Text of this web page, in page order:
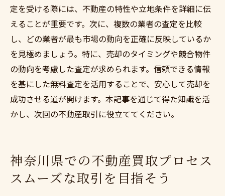
定を受ける際には、不動産の特性や立地条件を詳細に伝
えることが重要です。次に、複数の業者の査定を比較
し、どの業者が最も市場の動向を正確に反映しているか
を見極めましょう。特に、売却のタイミングや競合物件
の動向を考慮した査定が求められます。信頼できる情報
を基にした無料査定を活用することで、安心して売却を
成功させる道が開けます。本記事を通じて得た知識を活
かし、次回の不動産取引に役立ててください。
神奈川県での不動産買取プロセス
スムーズな取引を目指そう